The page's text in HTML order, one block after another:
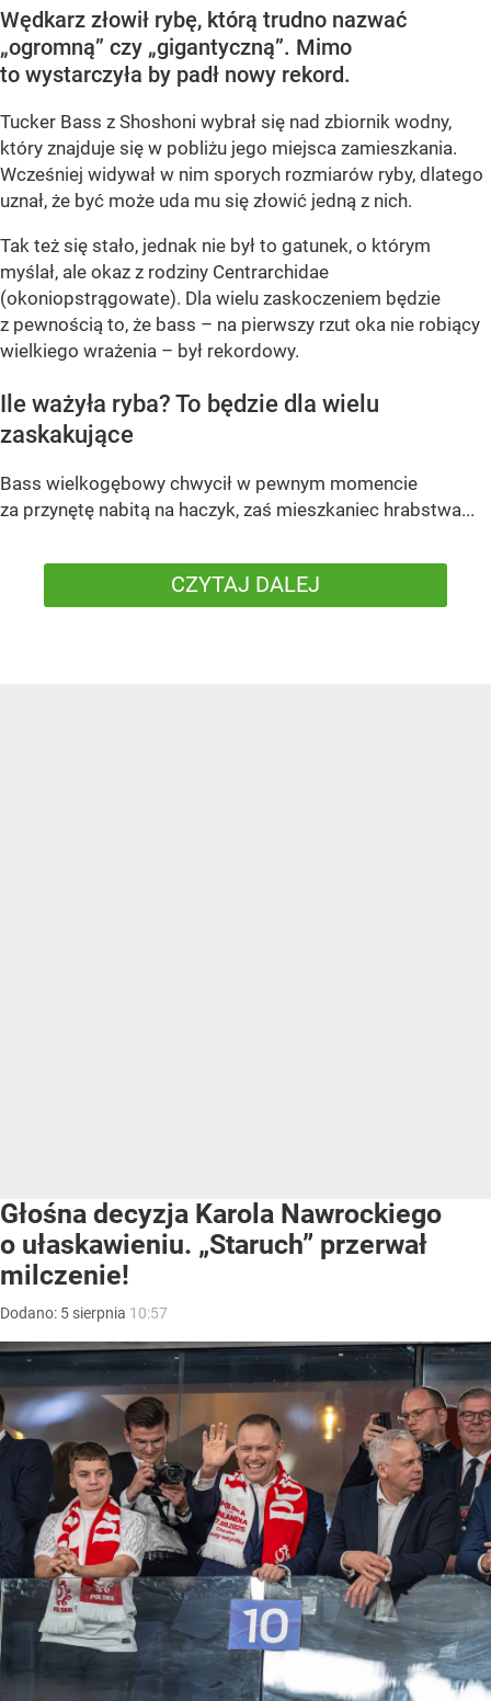
Wędkarz złowił rybę, którą trudno nazwać
„ogromną” czy „gigantyczną”. Mimo
to wystarczyła by padł nowy rekord.
Tucker Bass z Shoshoni wybrał się nad zbiornik wodny,
który znajduje się w pobliżu jego miejsca zamieszkania.
Wcześniej widywał w nim sporych rozmiarów ryby, dlatego
uznał, że być może uda mu się złowić jedną z nich.
Tak też się stało, jednak nie był to gatunek, o którym
myślał, ale okaz z rodziny Centrarchidae
(okoniopstrągowate). Dla wielu zaskoczeniem będzie
z pewnością to, że bass – na pierwszy rzut oka nie robiący
wielkiego wrażenia – był rekordowy.
Ile ważyła ryba? To będzie dla wielu
zaskakujące
Bass wielkogębowy chwycił w pewnym momencie
za przynętę nabitą na haczyk, zaś mieszkaniec hrabstwa...
CZYTAJ DALEJ
Głośna decyzja Karola Nawrockiego
o ułaskawieniu. „Staruch” przerwał
milczenie!
Dodano: 5 sierpnia 10:57